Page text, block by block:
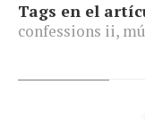
Tags en el
confessions ii,